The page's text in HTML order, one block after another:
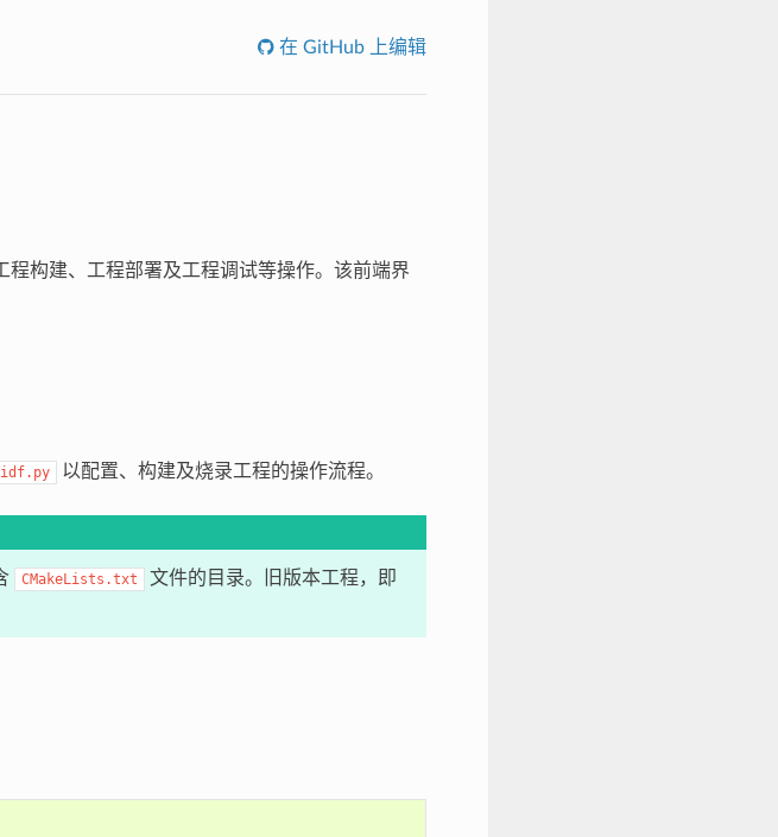
在 GitHub 上编辑
构建、工程部署及工程调试等操作。该前端界
idf.py 以配置、构建及烧录工程的操作流程。
CMakeLists.txt
文件的目录。旧版本工程，即